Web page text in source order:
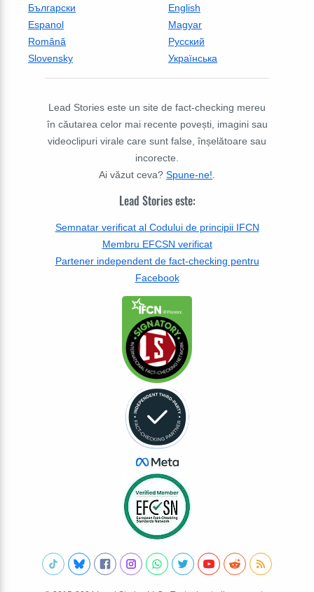
Български
English
Espanol
Magyar
Română
Русский
Slovensky
Українська
Lead Stories este un site de fact-checking mereu
în căutarea celor mai recente povești, imagini sau
videoclipuri virale care sunt false, înșelătoare sau
incorecte.
Ai văzut ceva? Spune-ne!.
Lead Stories este:
Semnatar verificat al Codului de principii IFCN
Membru EFCSN verificat
Partener independent de fact-checking pentru
Facebook